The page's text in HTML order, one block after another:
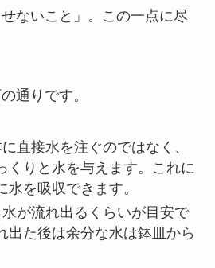
ないこと」。この一点に尽
通りです。
直接水を注ぐのではなく、
くりと水を与えます。これに
水を吸収できます。
が流れ出るくらいが目安で
出た後は余分な水は鉢皿から